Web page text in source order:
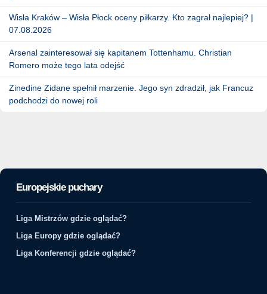
Wisła Kraków – Wisła Płock oceny piłkarzy. Kto zagrał najlepiej? |
07.08.2026
Arsenal zainteresował się kapitanem Tottenhamu. Christian
Romero może tego lata odejść
Zinedine Zidane spełnił marzenie. Jego syn zdradził, jak Francuz
podchodzi do nowej roli
Europejskie puchary
Liga Mistrzów gdzie oglądać?
Liga Europy gdzie oglądać?
Liga Konferencji gdzie oglądać?